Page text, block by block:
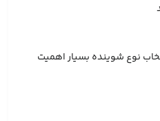
نوع شوینده بسیار اهمیت